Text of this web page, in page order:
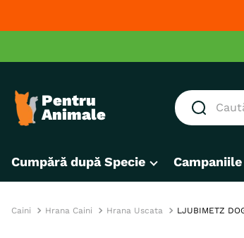
Caută
1. hrana
3. hrana
Cumpără după Specie
Caini Hrana Caini Hrana Uscata LJUBIMETZ